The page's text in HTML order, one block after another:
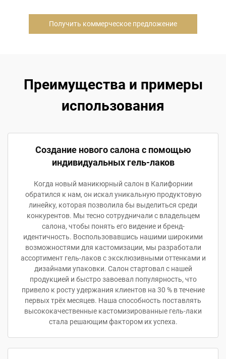
Получить коммерческое предложение
Преимущества и примеры
использования
Создание нового салона с помощью
индивидуальных гель-лаков
Когда новый маникюрный салон в Калифорнии
обратился к нам, он искал уникальную продуктовую
линейку, которая позволила бы выделиться среди
конкурентов. Мы тесно сотрудничали с владельцем
салона, чтобы понять его видение и бренд-
идентичность. Воспользовавшись нашими широкими
возможностями для кастомизации, мы разработали
ассортимент гель-лаков с эксклюзивными оттенками и
дизайнами упаковки. Салон стартовал с нашей
продукцией и быстро завоевал популярность, что
привело к росту удержания клиентов на 30 % в течение
первых трёх месяцев. Наша способность поставлять
высококачественные кастомизированные гель-лаки
стала решающим фактором их успеха.